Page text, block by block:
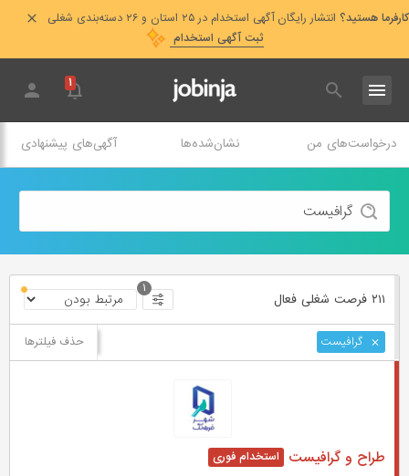
کارفرما هستید؟ انتشار رایگان آگهی استخدام در ۲۵ استان و ۲۶ دسته‌بندی شغلی
ثبت آگهی استخدام
۱
درخواست‌های من نشان‌شده‌ها آگهی‌های پیشنهادی
۲۱۱ فرصت ‌شغلی فعال
۱
گرافیست حذف فیلترها
طراح و گرافیست